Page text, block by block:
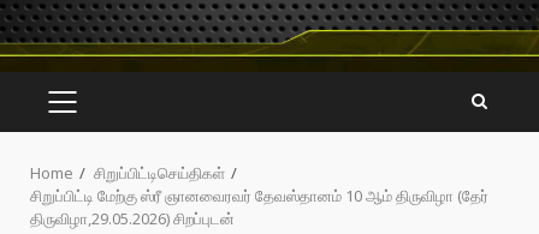
Home
சிறுப்பிட்டிசெய்திகள்
சிறுப்பிட்டி மேற்கு ஸ்ரீ ஞானவைரவர் தேவஸ்தானம் 10 ஆம் திருவிழா (தேர்
திருவிழா,29.05.2026) சிறப்புடன்